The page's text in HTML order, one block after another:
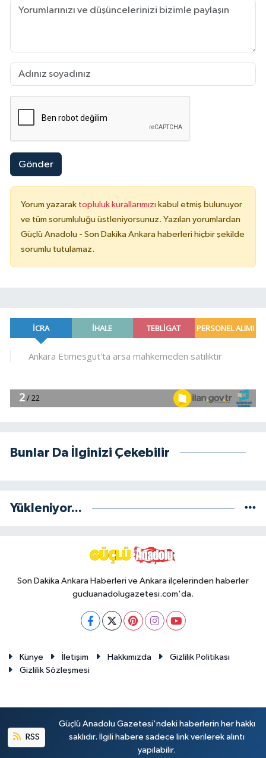
Gönder
Yorum yazarak topluluk kurallarımızı kabul etmiş bulunuyor
ve tüm sorumluluğu üstleniyorsunuz. Yazılan yorumlardan
Güçlü Anadolu - Son Dakika Ankara haberleri hiçbir şekilde
sorumlu tutulamaz.
Bunlar Da İlginizi Çekebilir
Yükleniyor...
Son Dakika Ankara Haberleri ve Ankara ilçelerinden haberler
gucluanadolugazetesi.com'da.
Künye İletişim Hakkımızda
Gizlilik Politikası
Gizlilik Sözleşmesi
RSS
Güçlü Anadolu Gazetesi'ndeki haberlerin her hakkı
saklıdır. İlgili habere sadece link verilerek alıntı
yapılabilir.